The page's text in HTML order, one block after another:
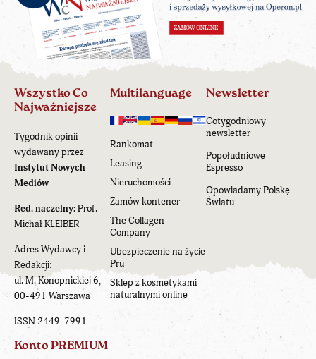
Wszystko Co
Najważniejsze
Tygodnik opinii
wydawany przez
Instytut Nowych
Mediów
Red. naczelny:Prof.
Michał KLEIBER
Adres Wydawcy i
Redakcji:
ul. M. Konopnickiej 6,
00-491 Warszawa
ISSN 2449-7991
Multilanguage
Rankomat
Leasing
Nieruchomości
Zamów kontener
The Collagen
Company
Ubezpieczenie na życie
Pru
Sklep z kosmetykami
naturalnymi online
Newsletter
Cotygodniowy
newsletter
Popołudniowe
Espresso
Opowiadamy Polskę
Światu
Konto PREMIUM